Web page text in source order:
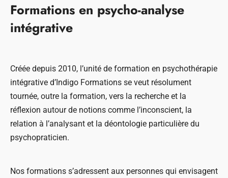
Formations en psycho-analyse
intégrative
Créée depuis 2010, l’unité de formation en psychothérapie
intégrative d’Indigo Formations se veut résolument
tournée, outre la formation, vers la recherche et la
réflexion autour de notions comme l’inconscient, la
relation à l’analysant et la déontologie particulière du
psychopraticien.
Nos formations s’adressent aux personnes qui envisagent